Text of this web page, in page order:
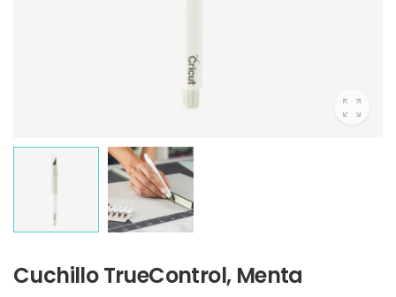
Cuchillo TrueControl, Menta